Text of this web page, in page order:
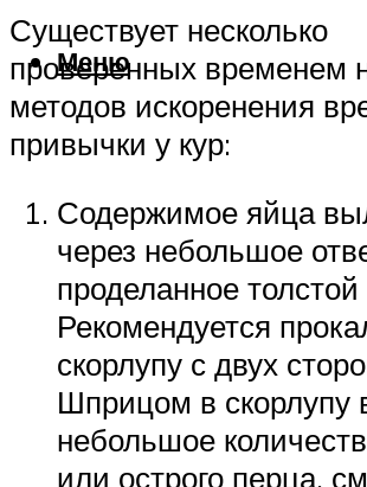
Меню
Существует несколько
проверенных временем
методов искоренения
привычки у кур:
Содержимое яйца
через небольшое
проделанное толстой
Рекомендуется
скорлупу с двух
Шприцом в скорлупу
небольшое
или острого перца,